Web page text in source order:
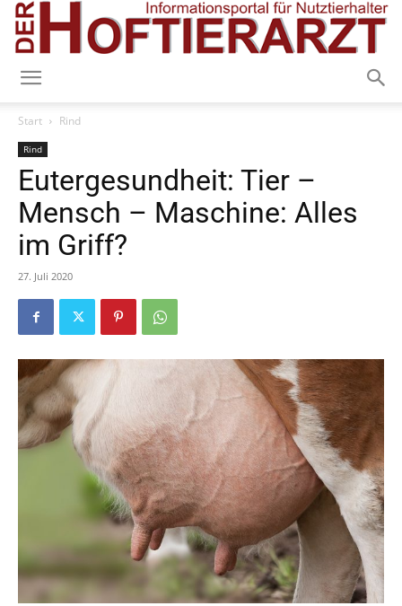
Start Rind
Rind
Eutergesundheit: Tier –
Mensch – Maschine: Alles
im Griff?
27. Juli 2020